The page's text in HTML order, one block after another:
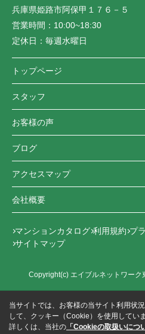
兵庫県姫路市阿保甲１７６－５
営業時間： 10:00~18:30
定休日： 毎週水曜日
トップページ
スタッフ
お客様の声
ブログ
アクセスマップ
会社概要
マンションカタログ 利用規約 プ
サイトマップ
Copyright(c) エイブルネットワー
当サイトでは、お客様の当サイト利用状
して、クッキー（Cookie）を使用していま
詳しくは、当社の 「Cookieの取扱いにつ